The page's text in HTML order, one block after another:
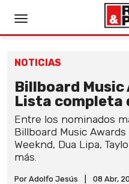
NOTICIAS
Billboard Music
Lista completa
Entre los nominados
Billboard Music
Weeknd, Dua Lipa,
más.
Por Adolfo Jesús 08 Abr,